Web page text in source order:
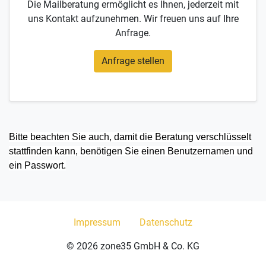
Die Mailberatung ermöglicht es Ihnen, jederzeit mit
uns Kontakt aufzunehmen. Wir freuen uns auf Ihre
Anfrage.
Anfrage stellen
Bitte beachten Sie auch, damit die Beratung verschlüsselt
stattfinden kann, benötigen Sie einen Benutzernamen und
ein Passwort.
© 2026 zone35 GmbH & Co. KG
Impressum Datenschutz